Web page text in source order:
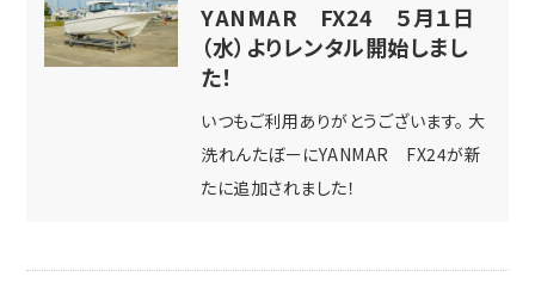
YANMAR FX24 ５月１日
（水）よりレンタル開始しまし
た！
いつもご利用ありがとうございます。 大
洗れんたぼーにYANMAR FX24が新
たに追加されました！